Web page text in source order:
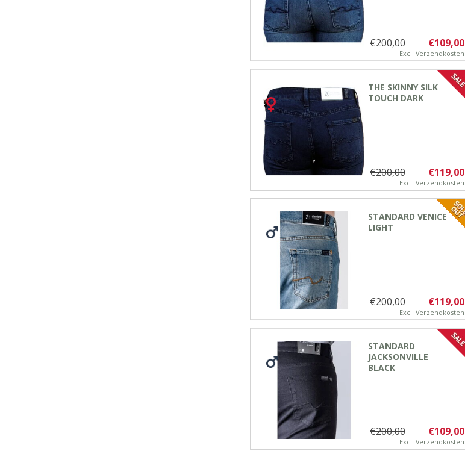
€109,00
€200,00
Excl. Verzendkosten
THE SKINNY SILK
TOUCH DARK
€119,00
€200,00
Excl. Verzendkosten
STANDARD VENICE
LIGHT
€119,00
€200,00
Excl. Verzendkosten
STANDARD
JACKSONVILLE
BLACK
€109,00
€200,00
Excl. Verzendkosten